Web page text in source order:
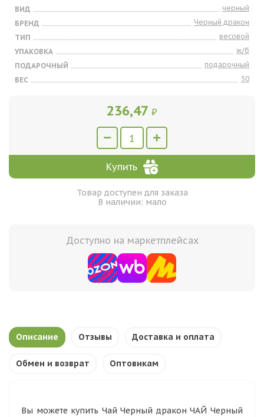
ВИД
черный
БРЕНД
Черный дракон
ТИП
весовой
УПАКОВКА
ж/б
ПОДАРОЧНЫЙ
подарочный
ВЕС
50
236,47 ₽
Купить
Товар доступен для заказа
В наличии: мало
Доступно на маркетплейсах
Описание Отзывы Доставка и оплата
Обмен и возврат Оптовикам
Вы можете купить Чай Черный дракон ЧАЙ Черный